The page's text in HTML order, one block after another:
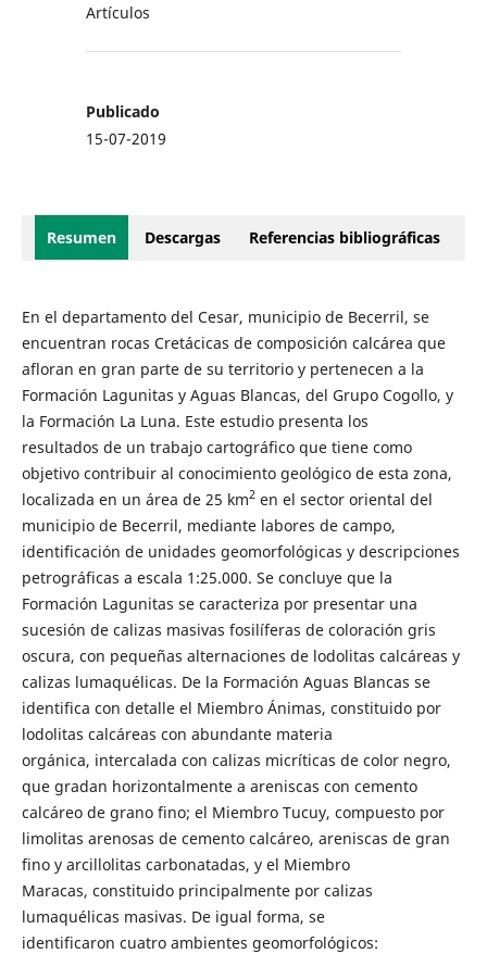
Artículos
Publicado
15-07-2019
Resumen Descargas Referencias bibliográficas
En el departamento del Cesar, municipio de Becerril, se
encuentran rocas Cretácicas de composición calcárea que
afloran en gran parte de su territorio y pertenecen a la
Formación Lagunitas y Aguas Blancas, del Grupo Cogollo, y
la Formación La Luna. Este estudio presenta los
resultados de un trabajo cartográfico que tiene como
objetivo contribuir al conocimiento geológico de esta zona,
localizada en un área de 25 km2en el sector oriental del
municipio de Becerril, mediante labores de campo,
identificación de unidades geomorfológicas y descripciones
petrográficas a escala 1:25.000. Se concluye que la
Formación Lagunitas se caracteriza por presentar una
sucesión de calizas masivas fosilíferas de coloración gris
oscura, con pequeñas alternaciones de lodolitas calcáreas y
calizas lumaquélicas. De la Formación Aguas Blancas se
identifica con detalle el Miembro Ánimas, constituido por
lodolitas calcáreas con abundante materia
orgánica, intercalada con calizas micríticas de color negro,
que gradan horizontalmente a areniscas con cemento
calcáreo de grano fino; el Miembro Tucuy, compuesto por
limolitas arenosas de cemento calcáreo, areniscas de gran
fino y arcillolitas carbonatadas, y el Miembro
Maracas, constituido principalmente por calizas
lumaquélicas masivas. De igual forma, se
identificaron cuatro ambientes geomorfológicos: